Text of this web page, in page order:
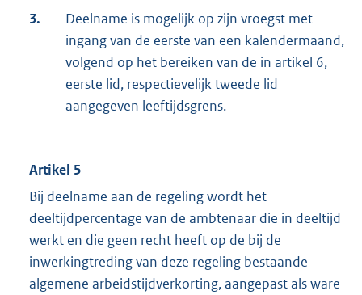
3.
Deelname is mogelijk op zijn vroegst met
ingang van de eerste van een kalendermaand,
volgend op het bereiken van de in artikel 6,
eerste lid, respectievelijk tweede lid
aangegeven leeftijdsgrens.
Artikel 5
Bij deelname aan de regeling wordt het
deeltijdpercentage van de ambtenaar die in deeltijd
werkt en die geen recht heeft op de bij de
inwerkingtreding van deze regeling bestaande
algemene arbeidstijdverkorting, aangepast als ware